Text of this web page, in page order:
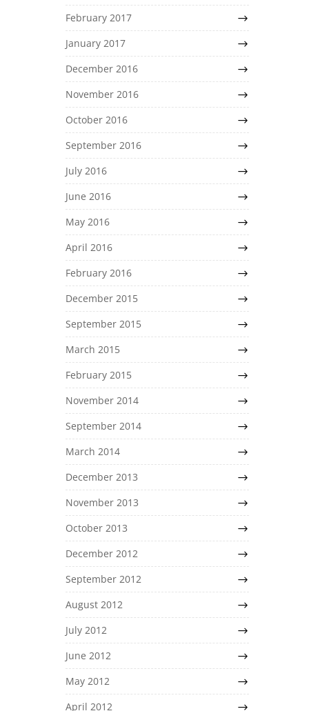
February 2017
January 2017
December 2016
November 2016
October 2016
September 2016
July 2016
June 2016
May 2016
April 2016
February 2016
December 2015
September 2015
March 2015
February 2015
November 2014
September 2014
March 2014
December 2013
November 2013
October 2013
December 2012
September 2012
August 2012
July 2012
June 2012
May 2012
April 2012